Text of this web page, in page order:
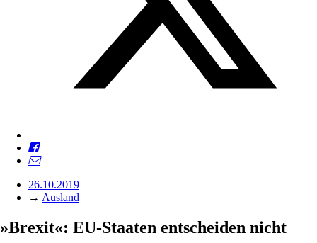
26.10.2019
→ Ausland
»Brexit«: EU-Staaten entscheiden nicht